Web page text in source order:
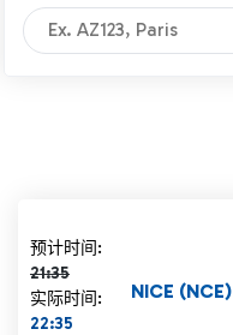
预计时间:
21:35
计划时间 21:35 删除线
实际时间:
22:35
NICE (NCE)